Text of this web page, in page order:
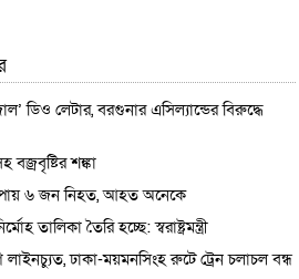
ডিও লেটার, বরগুনার এসিল্যান্ডের বিরুদ্ধে
শঙ্কা
৬ জন নিহত, আহত অনেকে
তালিকা তৈরি হচ্ছে: স্বরাষ্ট্রমন্ত্রী
ঢাকা-ময়মনসিংহ রুটে ট্রেন চলাচল বন্ধ